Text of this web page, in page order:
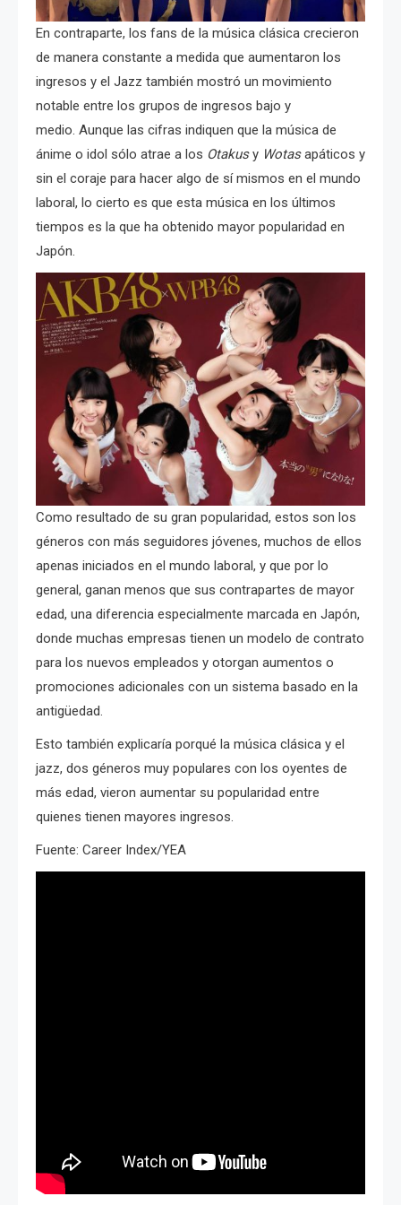
En contraparte, los fans de la música clásica crecieron
de manera constante a medida que aumentaron los
ingresos y el Jazz también mostró un movimiento
notable entre los grupos de ingresos bajo y
medio. Aunque las cifras indiquen que la música de
ánime o idol sólo atrae a los Otakusy Wotasapáticos y
sin el coraje para hacer algo de sí mismos en el mundo
laboral, lo cierto es que esta música en los últimos
tiempos es la que ha obtenido mayor popularidad en
Japón.
Como resultado de su gran popularidad, estos son los
géneros con más seguidores jóvenes, muchos de ellos
apenas iniciados en el mundo laboral, y que por lo
general, ganan menos que sus contrapartes de mayor
edad, una diferencia especialmente marcada en Japón,
donde muchas empresas tienen un modelo de contrato
para los nuevos empleados y otorgan aumentos o
promociones adicionales con un sistema basado en la
antigüedad.
Esto también explicaría porqué la música clásica y el
jazz, dos géneros muy populares con los oyentes de
más edad, vieron aumentar su popularidad entre
quienes tienen mayores ingresos.
Fuente: Career Index/YEA